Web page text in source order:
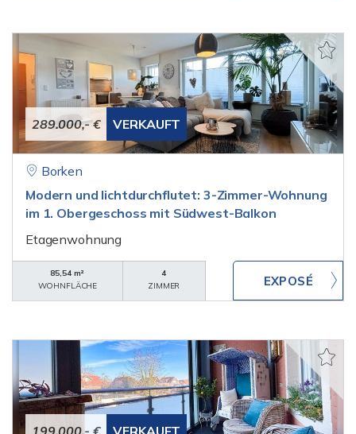
289.000,- € VERKAUFT
Borken
Modern und lichtdurchflutet: 3-Zimmer-Wohnung
im 1. Obergeschoss mit Südwest-Balkon
Etagenwohnung
85,54 m²
WOHNFLÄCHE
4
ZIMMER
199.000,- € VERKAUFT